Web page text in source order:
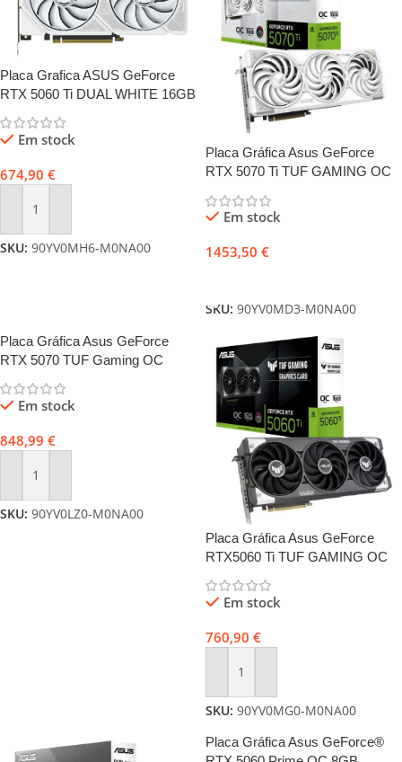
Placa Grafica ASUS GeForce
RTX 5060 Ti DUAL WHITE 16GB
Em stock
674,90 €
Adicionar
SKU: 90YV0MH6-M0NA00
Placa Gráfica Asus GeForce
RTX 5070 Ti TUF GAMING OC
Em stock
1453,50 €
SKU: 90YV0MD3-M0NA00
Placa Gráfica Asus GeForce
RTX 5070 TUF Gaming OC
Em stock
848,99 €
Adicionar
SKU: 90YV0LZ0-M0NA00
Placa Gráfica Asus GeForce
RTX5060 Ti TUF GAMING OC
Em stock
760,90 €
Adicionar
SKU: 90YV0MG0-M0NA00
Placa Gráfica Asus GeForce®